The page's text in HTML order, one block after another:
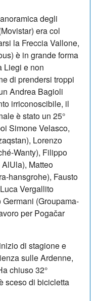
degli
era col
la Freccia Vallone,
è in grande forma
Liegi e non
di prendersi troppi
Andrea Bagioli
irriconoscibile, il
è stato un 25°
Simone Velasco,
Lorenzo
Wanty), Filippo
Matteo
hansgrohe), Fausto
Vergallito
(Groupama-
per Pogačar
di stagione e
sulle Ardenne,
chiuso 32°
sceso di bicicletta